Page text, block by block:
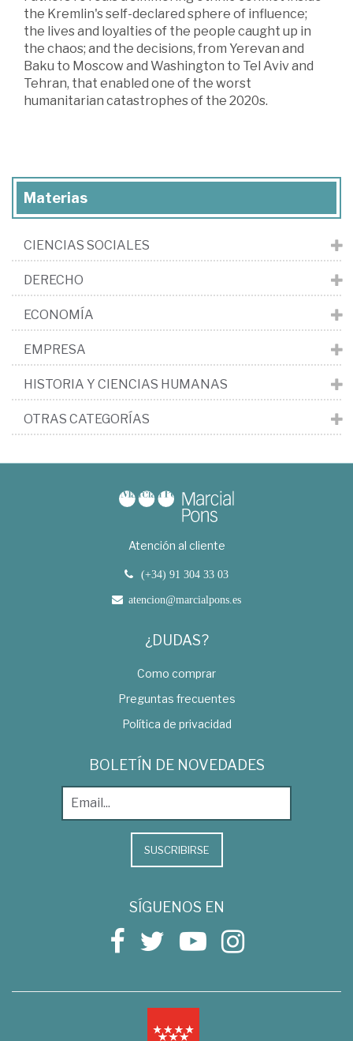
the Kremlin's self-declared sphere of influence;
the lives and loyalties of the people caught up in
the chaos; and the decisions, from Yerevan and
Baku to Moscow and Washington to Tel Aviv and
Tehran, that enabled one of the worst
humanitarian catastrophes of the 2020s.
Materias
CIENCIAS SOCIALES
DERECHO
ECONOMÍA
EMPRESA
HISTORIA Y CIENCIAS HUMANAS
OTRAS CATEGORÍAS
Atención al cliente
(+34) 91 304 33 03
atencion@marcialpons.es
¿DUDAS?
Como comprar
Preguntas frecuentes
Política de privacidad
BOLETÍN DE NOVEDADES
SUSCRIBIRSE
SÍGUENOS EN